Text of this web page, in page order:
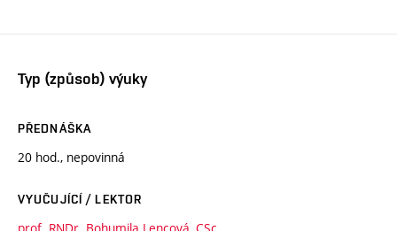
Typ (způsob) výuky
PŘEDNÁŠKA
20 hod., nepovinná
VYUČUJÍCÍ / LEKTOR